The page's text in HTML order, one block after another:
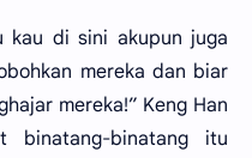
kau di sini akupun juga
mereka dan biar
mereka!” Keng Han
binatang-binatang itu